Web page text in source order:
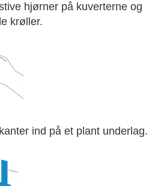
hjørner på kuverterne og
krøller.
ind på et plant underlag.